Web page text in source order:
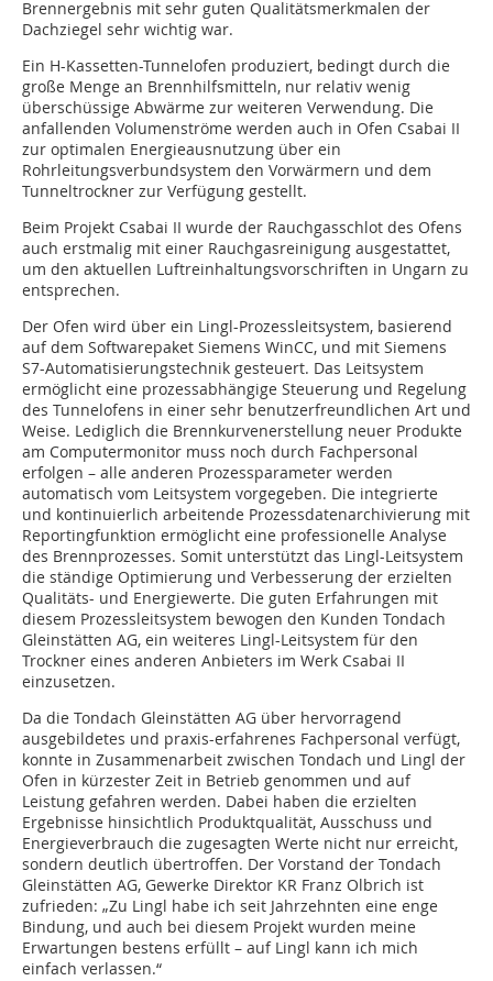
Brennergebnis mit sehr guten Qualitätsmerkmalen der
Dachziegel sehr wichtig war.
Ein H-Kassetten-Tunnelofen produziert, bedingt durch die
große Menge an Brennhilfsmitteln, nur relativ wenig
überschüssige Abwärme zur weiteren Verwendung. Die
anfallenden Volumenströme werden auch in Ofen Csabai II
zur optimalen Energieausnutzung über ein
Rohrleitungsverbundsystem den Vorwärmern und dem
Tunneltrockner zur Verfügung gestellt.
Beim Projekt Csabai II wurde der Rauchgasschlot des Ofens
auch erstmalig mit einer Rauchgasreinigung ausgestattet,
um den aktuellen Luftreinhaltungsvorschriften in Ungarn zu
entsprechen.
Der Ofen wird über ein Lingl-Prozessleitsystem, basierend
auf dem Softwarepaket Siemens WinCC, und mit Siemens
S7-Automatisierungstechnik gesteuert. Das Leitsystem
ermöglicht eine prozessabhängige Steuerung und Regelung
des Tunnelofens in einer sehr benutzerfreundlichen Art und
Weise. Lediglich die Brennkurvenerstellung neuer Produkte
am Computermonitor muss noch durch Fachpersonal
erfolgen – alle anderen Prozessparameter werden
automatisch vom Leitsystem vorgegeben. Die integrierte
und kontinuierlich arbeitende Prozessdatenarchivierung mit
Reportingfunktion ermöglicht eine professionelle Analyse
des Brennprozesses. Somit unterstützt das Lingl-Leitsystem
die ständige Optimierung und Verbesserung der erzielten
Qualitäts- und Energiewerte. Die guten Erfahrungen mit
diesem Prozessleitsystem bewogen den Kunden Tondach
Gleinstätten AG, ein weiteres Lingl-Leitsystem für den
Trockner eines anderen Anbieters im Werk Csabai II
einzusetzen.
Da die Tondach Gleinstätten AG über hervorragend
ausgebildetes und praxis-erfahrenes Fachpersonal verfügt,
konnte in Zusammenarbeit zwischen Tondach und Lingl der
Ofen in kürzester Zeit in Betrieb genommen und auf
Leistung gefahren werden. Dabei haben die erzielten
Ergebnisse hinsichtlich Produktqualität, Ausschuss und
Energieverbrauch die zugesagten Werte nicht nur erreicht,
sondern deutlich übertroffen. Der Vorstand der Tondach
Gleinstätten AG, Gewerke Direktor KR Franz Olbrich ist
zufrieden: „Zu Lingl habe ich seit Jahrzehnten eine enge
Bindung, und auch bei diesem Projekt wurden meine
Erwartungen bestens erfüllt – auf Lingl kann ich mich
einfach verlassen.“